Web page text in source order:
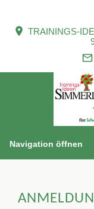
TRAININGS-
Navigation öffnen